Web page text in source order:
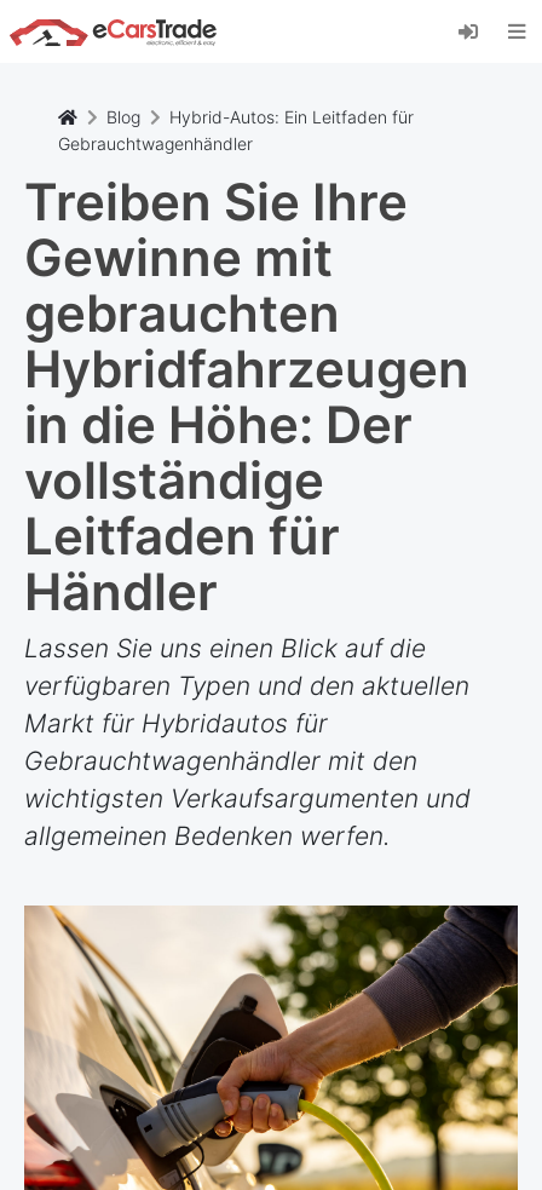
Installieren Sie die eCarsTrade-App, fügen Sie
sie zu Ihrem Startbildschirm hinzu und erhalten
Installieren
Abbrechen
Blog
Hybrid-Autos: Ein Leitfaden für
Gebrauchtwagenhändler
Treiben Sie Ihre
Gewinne mit
gebrauchten
Hybridfahrzeugen
in die Höhe: Der
vollständige
Leitfaden für
Händler
Lassen Sie uns einen Blick auf die
verfügbaren Typen und den aktuellen
Markt für Hybridautos für
Gebrauchtwagenhändler mit den
wichtigsten Verkaufsargumenten und
allgemeinen Bedenken werfen.